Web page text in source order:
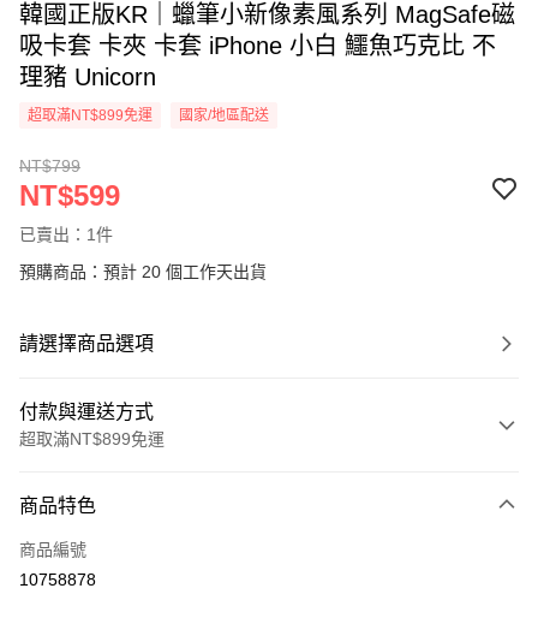
韓國正版KR｜蠟筆小新像素風系列 MagSafe磁
吸卡套 卡夾 卡套 iPhone 小白 鱷魚巧克比 不
理豬 Unicorn
超取滿NT$899免運 國家/地區配送
NT$799
NT$599
已賣出：1件
預購商品：預計 20 個工作天出貨
請選擇商品選項
付款與運送方式
超取滿NT$899免運
信用卡一次付款
信用卡分期付款
商品特色
商品編號
10758878